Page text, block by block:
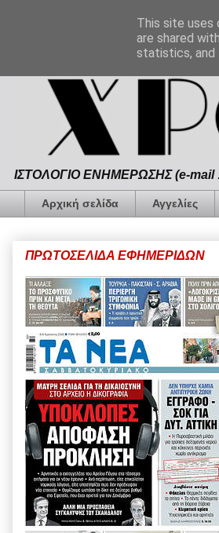
ΙΣΤΟΛΟΓΙΟ ΕΝΗΜΕΡΩΣΗΣ (e-mail
Αρχική σελίδα Αγγελίες
ΠΡΩΤΟΣΕΛΙΔΑ ΕΦΗΜΕΡΙΔΩΝ
This site uses
are shared
statistics, and